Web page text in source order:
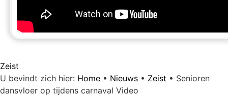
Zeist
U bevindt zich hier: Home • Nieuws • Zeist • Senioren
dansvloer op tijdens carnaval Video